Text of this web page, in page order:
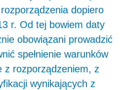
dopiero
r. Od tej bowiem daty
obowiązani prowadzić
spełnienie warunków
z rozporządzeniem, z
wynikających z